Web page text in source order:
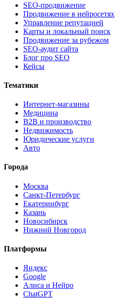
SEO-продвижение
Продвижение в нейросетях
Управление репутацией
Карты и локальный поиск
Продвижение за рубежом
SEO-аудит сайта
Блог про SEO
Кейсы
Тематики
Интернет-магазины
Медицина
B2B и производство
Недвижимость
Юридические услуги
Авто
Города
Москва
Санкт-Петербург
Екатеринбург
Казань
Новосибирск
Нижний Новгород
Платформы
Яндекс
Google
Алиса и Нейро
ChatGPT